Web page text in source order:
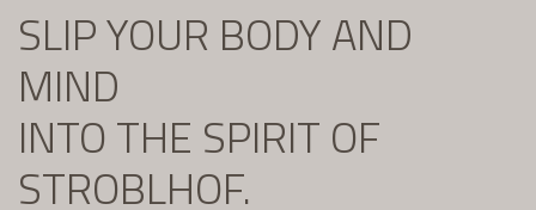
SLIP YOUR BODY AND
MIND
INTO THE SPIRIT OF
STROBLHOF.